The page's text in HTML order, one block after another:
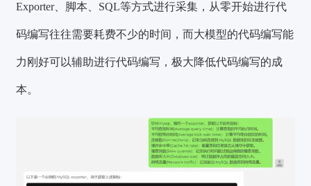
Exporter、脚本、SQL等方式进行采集，从零开始进行代
码编写往往需要耗费不少的时间，而大模型的代码编写能
力刚好可以辅助进行代码编写，极大降低代码编写的成
本。